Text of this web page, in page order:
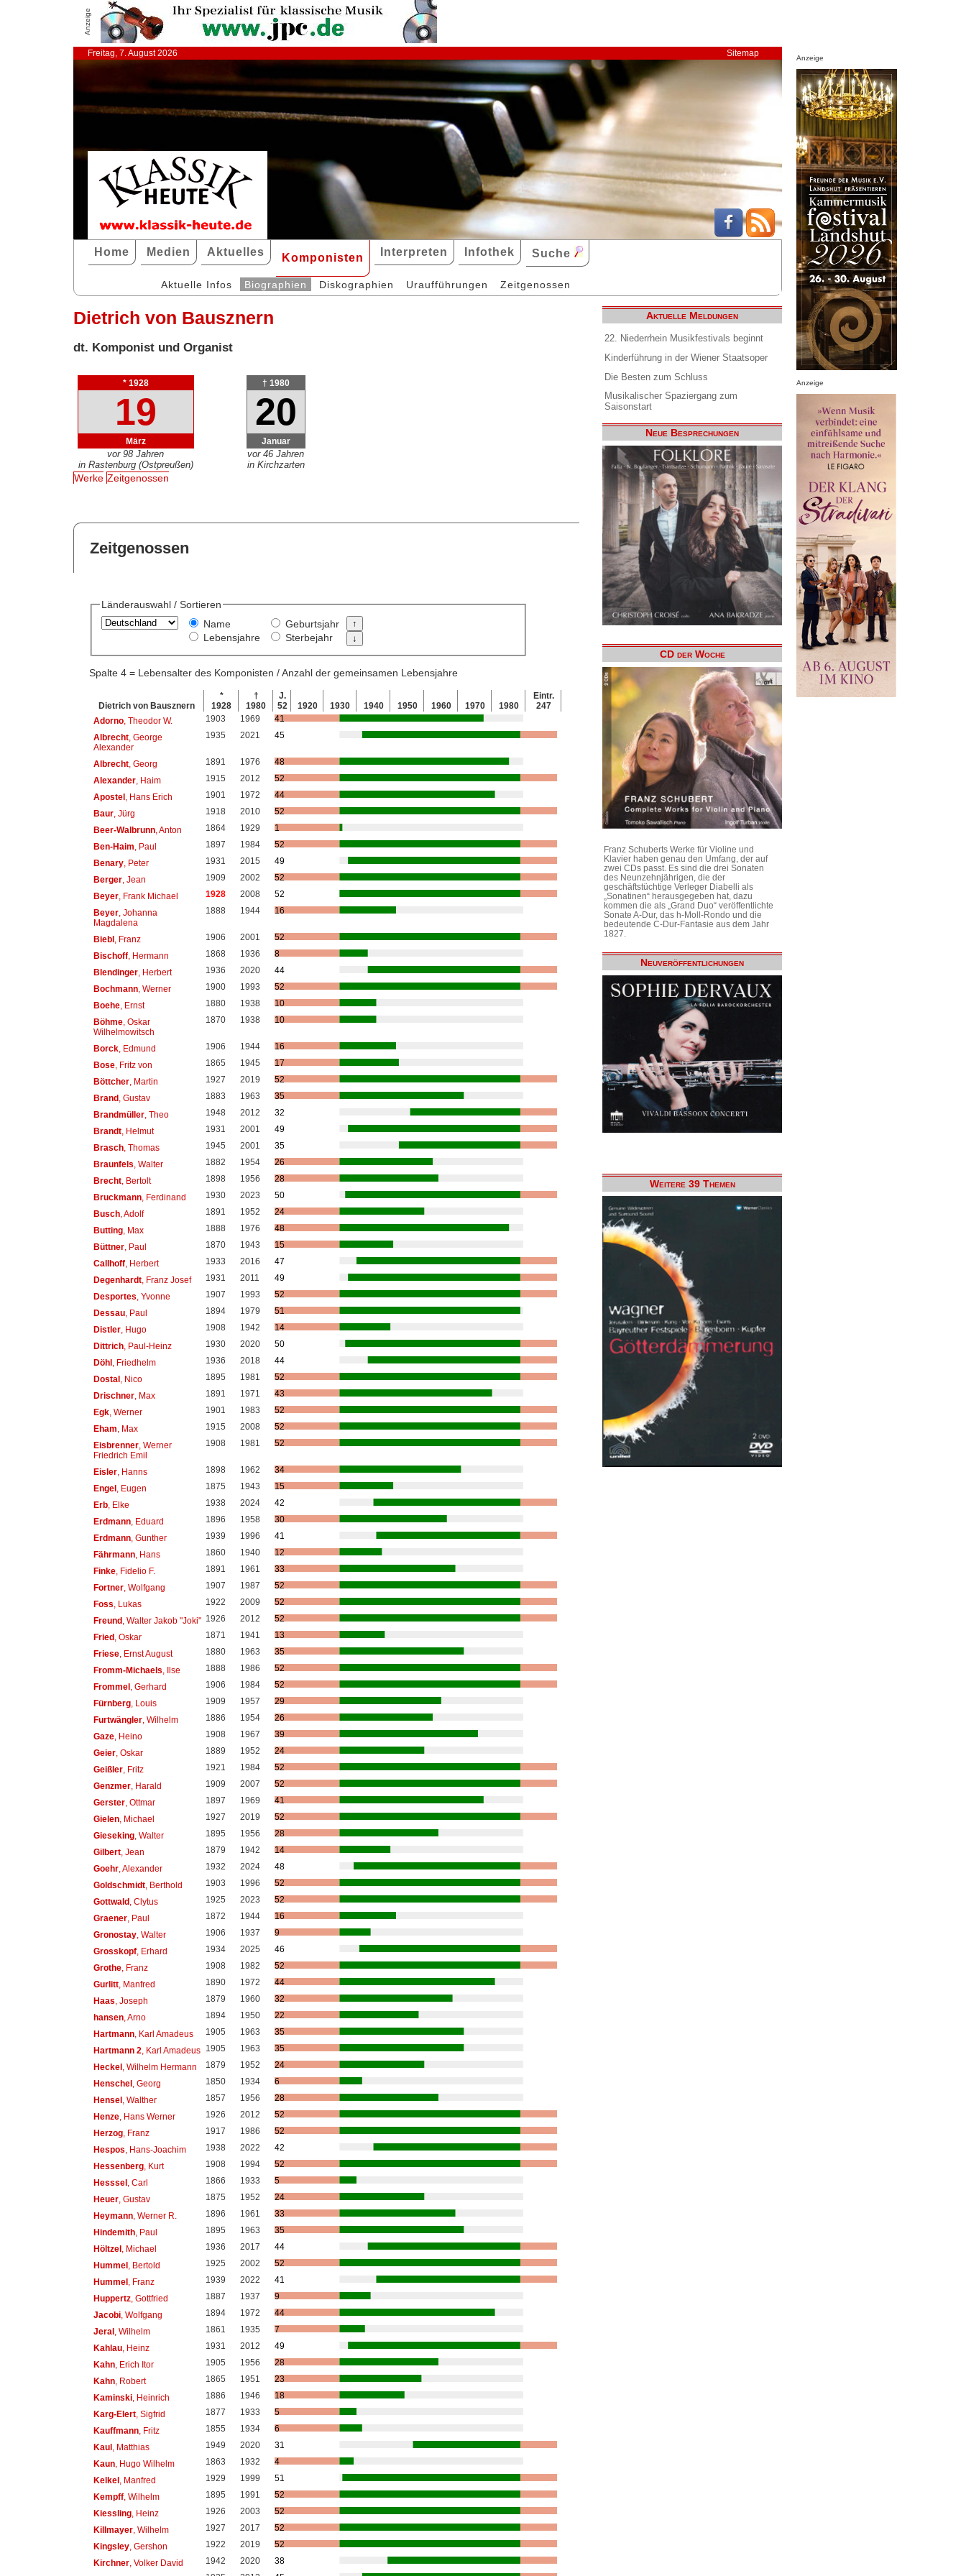
Anzeige
Freitag, 7. August 2026 Sitemap
Home Medien Aktuelles Komponisten Interpreten Infothek Suche
Aktuelle Infos Biographien Diskographien Uraufführungen Zeitgenossen
Dietrich von Bausznern
dt. Komponist und Organist
* 1928
19
März
vor 98 Jahren
in Rastenburg (Ostpreußen)
† 1980
20
Januar
vor 46 Jahren
in Kirchzarten
Werke Zeitgenossen
Zeitgenossen
Länderauswahl / Sortieren
Name
Lebensjahre
Geburtsjahr
Sterbejahr
Spalte 4 = Lebensalter des Komponisten / Anzahl der gemeinsamen Lebensjahre
Dietrich von Bausznern
*
1928
†
1980
J.
52
1920 1930 1940 1950 1960 1970 1980
Eintr.
247
Adorno, Theodor W. 1903 1969
41
Albrecht, George
Alexander
1935 2021 45
Albrecht, Georg 1891 1976
48
Alexander, Haim 1915 2012
52
Apostel, Hans Erich 1901 1972
44
Baur, Jürg 1918 2010
52
Beer-Walbrunn, Anton 1864 1929
1
Ben-Haim , Paul 1897 1984
52
Benary, Peter 1931 2015
49
Berger, Jean 1909 2002
52
Beyer, Frank Michael 1928 2008
52
Beyer, Johanna
Magdalena
1888 1944 16
Biebl, Franz 1906 2001
52
Bischoff, Hermann 1868 1936
8
Blendinger, Herbert 1936 2020
44
Bochmann, Werner 1900 1993
52
Boehe, Ernst 1880 1938
10
Böhme, Oskar
Wilhelmowitsch
1870 1938 10
Borck, Edmund 1906 1944
16
Bose, Fritz von 1865 1945
17
Böttcher, Martin 1927 2019
52
Brand, Gustav 1883 1963
35
Brandmüller, Theo 1948 2012
32
Brandt, Helmut 1931 2001
49
Brasch, Thomas 1945 2001
35
Braunfels , Walter 1882 1954
26
Brecht, Bertolt 1898 1956
28
Bruckmann, Ferdinand 1930 2023
50
Busch, Adolf 1891 1952
24
Butting, Max 1888 1976
48
Büttner, Paul 1870 1943
15
Callhoff, Herbert 1933 2016
47
Degenhardt, Franz Josef 1931 2011
49
Desportes , Yvonne 1907 1993
52
Dessau, Paul 1894 1979
51
Distler, Hugo 1908 1942
14
Dittrich, Paul-Heinz 1930 2020
50
Döhl, Friedhelm 1936 2018
44
Dostal, Nico 1895 1981
52
Drischner, Max 1891 1971
43
Egk, Werner 1901 1983
52
Eham , Max 1915 2008
52
Eisbrenner, Werner
Friedrich Emil
1908 1981 52
Eisler, Hanns 1898 1962
34
Engel, Eugen 1875 1943
15
Erb, Elke 1938 2024
42
Erdmann, Eduard 1896 1958
30
Erdmann, Gunther 1939 1996
41
Fährmann, Hans 1860 1940
12
Finke, Fidelio F. 1891 1961
33
Fortner, Wolfgang 1907 1987
52
Foss , Lukas 1922 2009
52
Freund, Walter Jakob "Joki" 1926 2012
52
Fried, Oskar 1871 1941
13
Friese, Ernst August 1880 1963
35
Fromm-Michaels , Ilse 1888 1986
52
Frommel, Gerhard 1906 1984
52
Fürnberg, Louis 1909 1957
29
Furtwängler, Wilhelm 1886 1954
26
Gaze, Heino 1908 1967
39
Geier, Oskar 1889 1952
24
Geißler, Fritz 1921 1984
52
Genzmer, Harald 1909 2007
52
Gerster, Ottmar 1897 1969
41
Gielen, Michael 1927 2019
52
Gieseking, Walter 1895 1956
28
Gilbert, Jean 1879 1942
14
Goehr, Alexander 1932 2024
48
Goldschmidt, Berthold 1903 1996
52
Gottwald, Clytus 1925 2023
52
Graener, Paul 1872 1944
16
Gronostay, Walter 1906 1937
9
Grosskopf, Erhard 1934 2025
46
Grothe, Franz 1908 1982
52
Gurlitt, Manfred 1890 1972
44
Haas , Joseph 1879 1960
32
hansen, Arno 1894 1950
22
Hartmann, Karl Amadeus 1905 1963
35
Hartmann 2 , Karl Amadeus 1905 1963
35
Heckel, Wilhelm Hermann 1879 1952
24
Henschel, Georg 1850 1934
6
Hensel, Walther 1857 1956
28
Henze, Hans Werner 1926 2012
52
Herzog, Franz 1917 1986
52
Hespos , Hans-Joachim 1938 2022
42
Hessenberg, Kurt 1908 1994
52
Hesssel, Carl 1866 1933
5
Heuer, Gustav 1875 1952
24
Heymann, Werner R. 1896 1961
33
Hindemith, Paul 1895 1963
35
Höltzel, Michael 1936 2017
44
Hummel, Bertold 1925 2002
52
Hummel, Franz 1939 2022
41
Huppertz, Gottfried 1887 1937
9
Jacobi, Wolfgang 1894 1972
44
Jeral, Wilhelm 1861 1935
7
Kahlau, Heinz 1931 2012
49
Kahn, Erich Itor 1905 1956
28
Kahn, Robert 1865 1951
23
Kaminski, Heinrich 1886 1946
18
Karg-Elert, Sigfrid 1877 1933
5
Kauffmann, Fritz 1855 1934
6
Kaul, Matthias 1949 2020
31
Kaun, Hugo Wilhelm 1863 1932
4
Kelkel, Manfred 1929 1999
51
Kempff, Wilhelm 1895 1991
52
Kiessling, Heinz 1926 2003
52
Killmayer, Wilhelm 1927 2017
52
Kingsley, Gershon 1922 2019
52
Kirchner, Volker David 1942 2020
38
Aktuelle Meldungen
22. Niederrhein Musikfestivals beginnt
Kinderführung in der Wiener Staatsoper
Die Besten zum Schluss
Musikalischer Spaziergang zum
Saisonstart
Neue Besprechungen
CD der Woche
Franz Schuberts Werke für Violine und
Klavier haben genau den Umfang, der auf
zwei CDs passt. Es sind die drei Sonaten
des Neunzehnjährigen, die der
geschäftstüchtige Verleger Diabelli als
„Sonatinen“ herausgegeben hat, dazu
kommen die als „Grand Duo“ veröffentlichte
Sonate A-Dur, das h-Moll-Rondo und die
bedeutende C-Dur-Fantasie aus dem Jahr
1827.
Neuveröffentlichungen
Weitere 39 Themen
Anzeige
Anzeige